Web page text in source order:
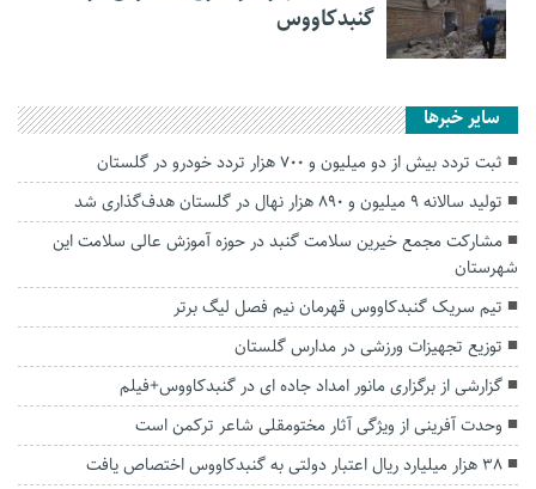
گنبدکاووس
سایر خبرها
ثبت تردد بیش از دو میلیون و ۷۰۰ هزار تردد خودرو در گلستان
تولید سالانه ۹ میلیون و ۸۹۰ هزار نهال در گلستان هدف‌گذاری شد
مشارکت مجمع خیرین سلامت گنبد در حوزه آموزش عالی سلامت این
شهرستان
تیم سریک گنبدکاووس قهرمان نیم فصل لیگ برتر
توزیع تجهیزات ورزشی در مدارس گلستان
گزارشی از برگزاری مانور امداد جاده ای در گنبدکاووس+فیلم
وحدت آفرینی از ویژگی آثار مختومقلی شاعر ترکمن است
۳۸ هزار میلیارد ریال اعتبار دولتی به گنبدکاووس اختصاص یافت